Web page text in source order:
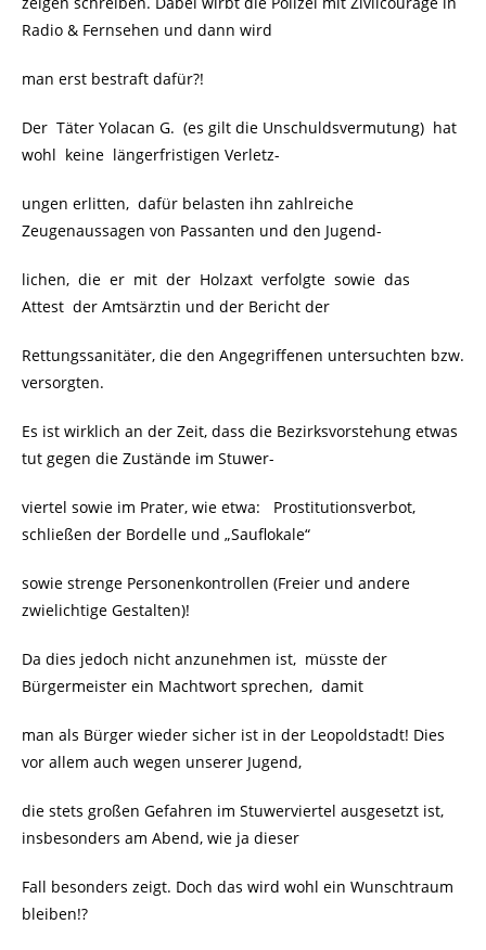
Radio & Fernsehen und dann wird
man erst bestraft dafür?!
Der Täter Yolacan G. (es gilt die Unschuldsvermutung) hat
wohl keine längerfristigen Verletz-
ungen erlitten, dafür belasten ihn zahlreiche
Zeugenaussagen von Passanten und den Jugend-
lichen, die er mit der Holzaxt verfolgte sowie das
Attest der Amtsärztin und der Bericht der
Rettungssanitäter, die den Angegriffenen untersuchten bzw.
versorgten.
Es ist wirklich an der Zeit, dass die Bezirksvorstehung etwas
tut gegen die Zustände im Stuwer-
viertel sowie im Prater, wie etwa: Prostitutionsverbot,
schließen der Bordelle und „Sauflokale“
sowie strenge Personenkontrollen (Freier und andere
zwielichtige Gestalten)!
Da dies jedoch nicht anzunehmen ist, müsste der
Bürgermeister ein Machtwort sprechen, damit
man als Bürger wieder sicher ist in der Leopoldstadt! Dies
vor allem auch wegen unserer Jugend,
die stets großen Gefahren im Stuwerviertel ausgesetzt ist,
insbesonders am Abend, wie ja dieser
Fall besonders zeigt. Doch das wird wohl ein Wunschtraum
bleiben!?